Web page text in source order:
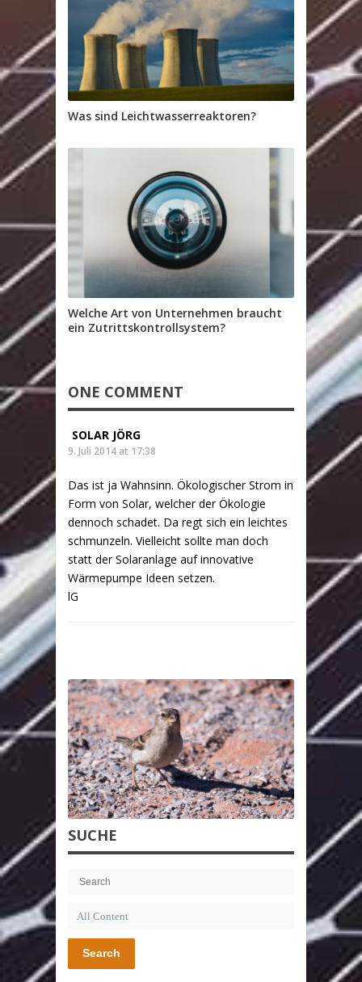
Was sind Leichtwasserreaktoren?
Welche Art von Unternehmen braucht
ein Zutrittskontrollsystem?
ONE COMMENT
SOLAR JÖRG
9. Juli 2014 at 17:38
Das ist ja Wahnsinn. Ökologischer Strom in
Form von Solar, welcher der Ökologie
dennoch schadet. Da regt sich ein leichtes
schmunzeln. Vielleicht sollte man doch
statt der Solaranlage auf innovative
Wärmepumpe Ideen setzen.
lG
SUCHE
Search